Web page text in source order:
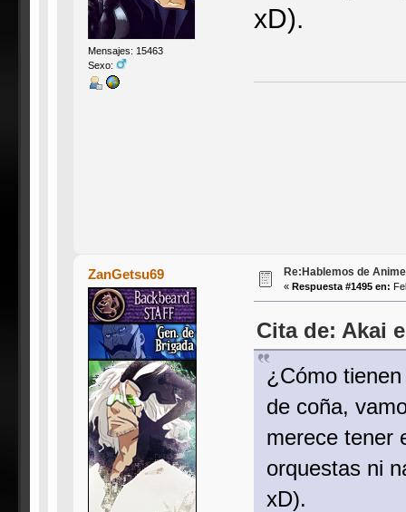
Mensajes: 15463
Sexo:
xD).
ZanGetsu69 Re:Hablemos de
« Respuesta #1495 en:
Cita de: Akai
¿Cómo
de coña,
merece tener
orquestas ni
xD).